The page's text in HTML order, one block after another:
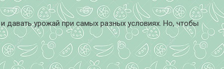
давать урожай при самых разных условиях. Но, чтобы